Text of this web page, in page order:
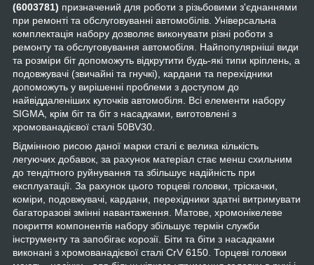
(6003781) призначений для роботи з різьбовими з'єднаннями
при ремонті та обслуговуванні автомобілів. Універсальна
комплектація набору дозволяє виконувати різні роботи з
ремонту та обслуговування автомобіля. Найпопулярніші види
та розміри біт допоможуть відкрутити будь-які типи кріплень, а
подовжувачі (звичайні та гнучкі), кардани та перехідники
допоможуть у вирішенні проблеми з доступом до
найвіддаленіших куточків автомобіля. Всі елементи набору
SIGMA, крім біт та біт з насадками, виготовлені з
хромованадієвої сталі 50BV30.
Відмінною рисою даної марки сталі є велика кількість
легуючих добавок, за рахунок матеріал стає менш схильним
до тендітного руйнування та збільшує надійність при
експлуатації. За рахунок цього торцеві головки, тріскачки,
коміри, подовжувачі, кардани, перехідники здатні витримувати
багаторазові змінні навантаження. Матове, хромонікелеве
покриття компонентів набору збільшує термін служби
інструменту та запобігає корозії. Біти та біти з насадками
виконані з хромованадієвої сталі CrV 6150. Торцеві головки